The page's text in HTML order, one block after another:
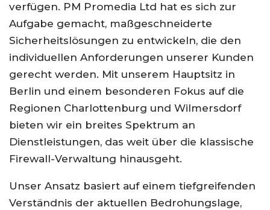
verfügen. PM Promedia Ltd hat es sich zur
Aufgabe gemacht, maßgeschneiderte
Sicherheitslösungen zu entwickeln, die den
individuellen Anforderungen unserer Kunden
gerecht werden. Mit unserem Hauptsitz in
Berlin und einem besonderen Fokus auf die
Regionen Charlottenburg und Wilmersdorf
bieten wir ein breites Spektrum an
Dienstleistungen, das weit über die klassische
Firewall-Verwaltung hinausgeht.
Unser Ansatz basiert auf einem tiefgreifenden
Verständnis der aktuellen Bedrohungslage,